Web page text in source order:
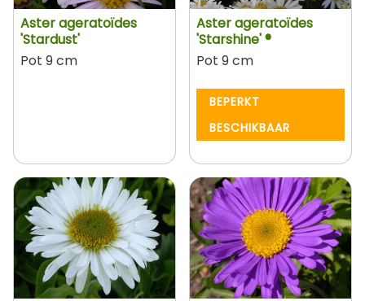
Aster ageratoïdes
'Stardust'
Pot 9 cm
Aster ageratoïdes
'Starshine' ®
Pot 9 cm
BEPERKT
BESCHIKBAAR